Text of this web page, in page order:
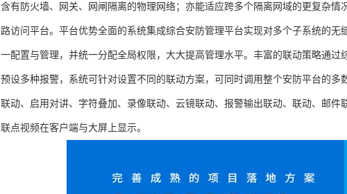
含有防火墙、网关、网闸隔离的物理网络；亦能适应跨多个隔离网域的更复杂
路访问平台。平台优势全面的系统集成综合安防管理平台实现对多个子系统的
一配置与管理，并统一分配全局权限，大大提高管理水平。丰富的联动策略通
预设多种报警，系统可针对设置不同的联动方案，可同时调用整个安防平台的
联动、启用对讲、字符叠加、录像联动、云镜联动、报警输出联动、联动、邮
联点视频在客户端与大屏上显示。